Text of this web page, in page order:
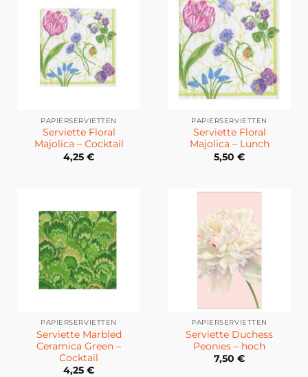
PAPIERSERVIETTEN
Serviette Floral
Majolica – Cocktail
4,25 €
PAPIERSERVIETTEN
Serviette Floral
Majolica – Lunch
5,50 €
PAPIERSERVIETTEN
Serviette Marbled
Ceramica Green –
Cocktail
4,25 €
PAPIERSERVIETTEN
Serviette Duchess
Peonies – hoch
7,50 €